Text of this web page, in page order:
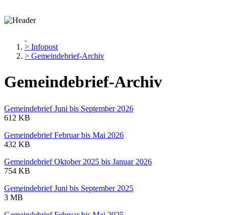
> Infopost
> Gemeindebrief-Archiv
Gemeindebrief-Archiv
Gemeindebrief Juni bis September 2026
612 KB
Gemeindebrief Februar bis Mai 2026
432 KB
Gemeindebrief Oktober 2025 bis Januar 2026
754 KB
Gemeindebrief Juni bis September 2025
3 MB